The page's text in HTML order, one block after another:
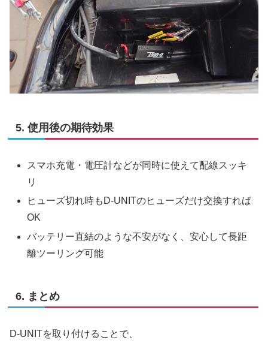
5. 使用後の期待効果
スマホ充電・電圧計などが同時に使えて配線スッキ
リ
ヒューズ切れ時もD-UNITのヒューズだけ交換すれば
OK
バッテリー直結のような不安がなく、安心して長距
離ツーリング可能
6. まとめ
D-UNITを取り付けることで、